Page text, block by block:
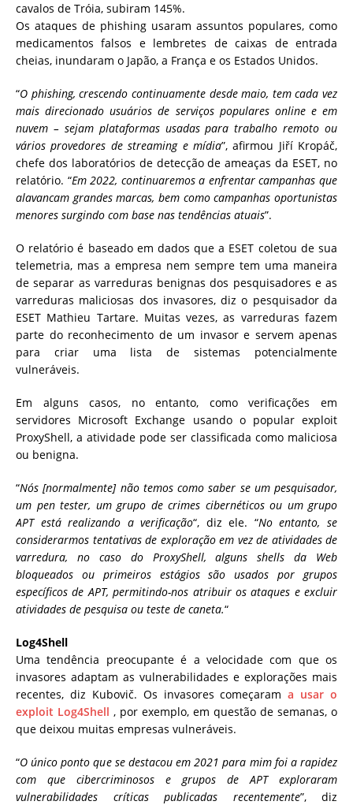
cavalos de Tróia, subiram 145%.
Os ataques de phishing usaram assuntos populares, como
medicamentos falsos e lembretes de caixas de entrada
cheias, inundaram o Japão, a França e os Estados Unidos.
“O phishing, crescendo continuamente desde maio, tem cada vez
mais direcionado usuários de serviços populares online e em
nuvem – sejam plataformas usadas para trabalho remoto ou
vários provedores de streaming e mídia”, afirmou Jiří Kropáč,
chefe dos laboratórios de detecção de ameaças da ESET, no
relatório. “Em 2022, continuaremos a enfrentar campanhas que
alavancam grandes marcas, bem como campanhas oportunistas
menores surgindo com base nas tendências atuais”.
O relatório é baseado em dados que a ESET coletou de sua
telemetria, mas a empresa nem sempre tem uma maneira
de separar as varreduras benignas dos pesquisadores e as
varreduras maliciosas dos invasores, diz o pesquisador da
ESET Mathieu Tartare. Muitas vezes, as varreduras fazem
parte do reconhecimento de um invasor e servem apenas
para criar uma lista de sistemas potencialmente
vulneráveis.
Em alguns casos, no entanto, como verificações em
servidores Microsoft Exchange usando o popular exploit
ProxyShell, a atividade pode ser classificada como maliciosa
ou benigna.
“Nós [normalmente] não temos como saber se um pesquisador,
um pen tester, um grupo de crimes cibernéticos ou um grupo
APT está realizando a verificação“, diz ele. “No entanto, se
considerarmos tentativas de exploração em vez de atividades de
varredura, no caso do ProxyShell, alguns shells da Web
bloqueados ou primeiros estágios são usados ​​por grupos
específicos de APT, permitindo-nos atribuir os ataques e excluir
atividades de pesquisa ou teste de caneta.“
Log4Shell
Uma tendência preocupante é a velocidade com que os
invasores adaptam as vulnerabilidades e explorações mais
recentes, diz Kubovič. Os invasores começarama usar o
exploit Log4Shell , por exemplo, em questão de semanas, o
que deixou muitas empresas vulneráveis.
“O único ponto que se destacou em 2021 para mim foi a rapidez
com que cibercriminosos e grupos de APT exploraram
vulnerabilidades críticas publicadas recentemente”, diz